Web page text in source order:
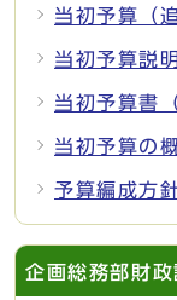
当初予算（
当初予算説
当初予算書
当初予算の
予算編成方
企画総務部財